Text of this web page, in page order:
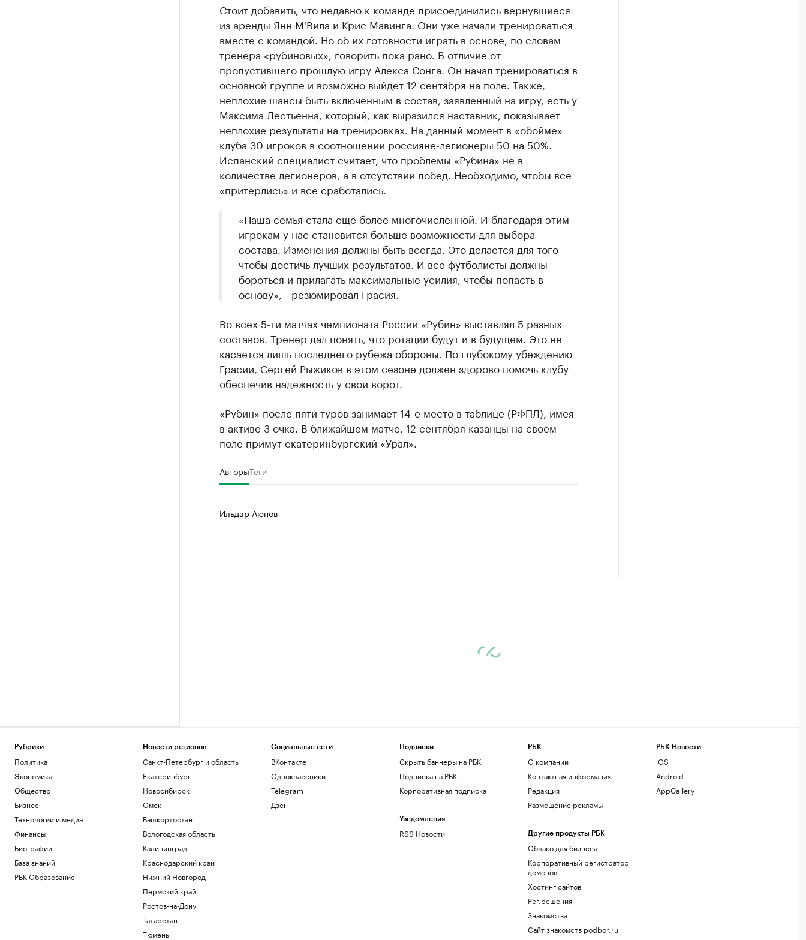
Стоит добавить, что недавно к команде присоединились вернувшиеся
из аренды Янн М'Вила и Крис Мавинга. Они уже начали тренироваться
вместе с командой. Но об их готовности играть в основе, по словам
тренера «рубиновых», говорить пока рано. В отличие от
пропустившего прошлую игру Алекса Сонга. Он начал тренироваться в
основной группе и возможно выйдет 12 сентября на поле. Также,
неплохие шансы быть включенным в состав, заявленный на игру, есть у
Максима Лестьенна, который, как выразился наставник, показывает
неплохие результаты на тренировках. На данный момент в «обойме»
клуба 30 игроков в соотношении россияне-легионеры 50 на 50%.
Испанский специалист считает, что проблемы «Рубина» не в
количестве легионеров, а в отсутствии побед. Необходимо, чтобы все
«притерлись» и все сработались.
«Наша семья стала еще более многочисленной. И благодаря этим
игрокам у нас становится больше возможности для выбора
состава. Изменения должны быть всегда. Это делается для того
чтобы достичь лучших результатов. И все футболисты должны
бороться и прилагать максимальные усилия, чтобы попасть в
основу», - резюмировал Грасия.
Во всех 5-ти матчах чемпионата России «Рубин» выставлял 5 разных
составов. Тренер дал понять, что ротации будут и в будущем. Это не
касается лишь последнего рубежа обороны. По глубокому убеждению
Грасии, Сергей Рыжиков в этом сезоне должен здорово помочь клубу
обеспечив надежность у свои ворот.
«Рубин» после пяти туров занимает 14-е место в таблице (РФПЛ), имея
в активе 3 очка. В ближайшем матче, 12 сентября казанцы на своем
поле примут екатеринбургский «Урал».
АвторыТеги
Ильдар Аюпов
Рубрики
Политика
Экономика
Общество
Бизнес
Технологии и медиа
Финансы
Биографии
База знаний
РБК Образование
Новости регионов
Санкт-Петербург и область
Екатеринбург
Новосибирск
Омск
Башкортостан
Вологодская область
Калининград
Краснодарский край
Нижний Новгород
Пермский край
Ростов-на-Дону
Татарстан
Тюмень
Социальные сети
ВКонтакте
Одноклассники
Telegram
Дзен
Подписки
Скрыть баннеры на РБК
Подписка на РБК
Корпоративная подписка
Уведомления
RSS Новости
РБК
О компании
Контактная информация
Редакция
Размещение рекламы
Другие продукты РБК
Облако для бизнеса
Корпоративный регистратор
доменов
Хостинг сайтов
Рег.решения
Знакомства
Сайт знакомств podbor.ru
РБК Новости
iOS
Android
AppGallery